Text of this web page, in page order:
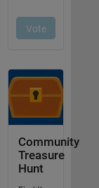
Community
Treasure
Hunt